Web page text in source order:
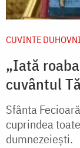
CUVINTE
„Iată
cuvântul
Sfânta
cuprindea
dumnezeiești.